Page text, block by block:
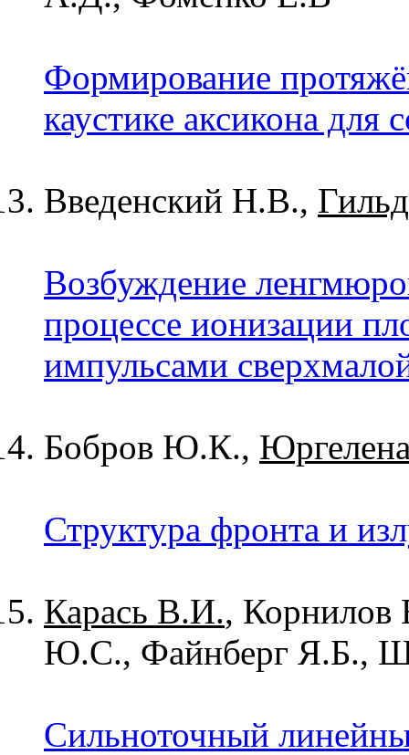
Формирование
каустике аксикона для
Введенский Н.В.,
Возбуждение
процессе ионизации
импульсами
Бобров Ю.К.,
Структура фронта и
Карась В.И., Корнилов
Ю.С., Файнберг Я.Б.,
Сильноточный